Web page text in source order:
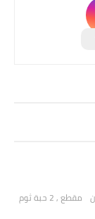
المقادير بقدونس مفروم, حزمة باذنجان مقطع , 2 حبة ثوم